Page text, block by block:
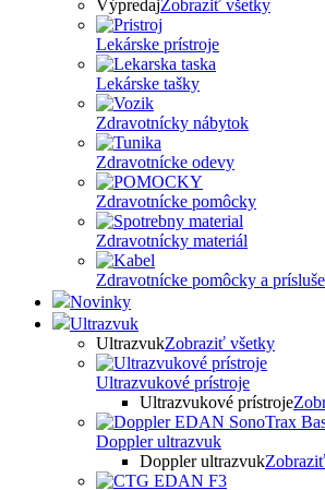
VýpredajZobraziť všetky
Lekárske prístroje
Lekárske tašky
Zdravotnícky nábytok
Zdravotnícke odevy
Zdravotnícke pomôcky
Zdravotnícky materiál
Zdravotnícke pomôcky a
Novinky
Ultrazvuk
UltrazvukZobraziť všetky
Ultrazvukové prístroje
Ultrazvukové prístroje
Doppler ultrazvuk
Doppler ultrazvuk